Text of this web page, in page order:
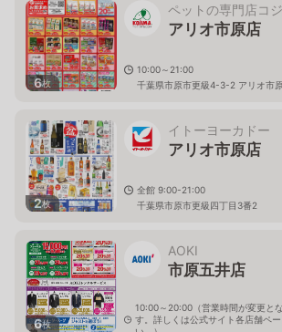
6枚
ペットの専門店コ
アリオ市原店
10:00～21:00
千葉県市原市更級4-3-2 アリオ市
2枚
イトーヨーカドー
アリオ市原店
全館 9:00-21:00
千葉県市原市更級四丁目3番2
6枚
AOKI
市原五井店
10:00～20:00（営業時間が変更と
す。詳しくは公式サイト各店舗ペ